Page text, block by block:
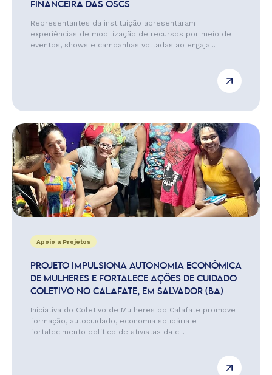
FINANCEIRA DAS OSCS
Representantes da instituição apresentaram
experiências de mobilização de recursos por meio de
eventos, shows e campanhas voltadas ao engaja...
Apoio a Projetos
PROJETO IMPULSIONA AUTONOMIA ECONÔMICA
DE MULHERES E FORTALECE AÇÕES DE CUIDADO
COLETIVO NO CALAFATE, EM SALVADOR (BA)
Iniciativa do Coletivo de Mulheres do Calafate promove
formação, autocuidado, economia solidária e
fortalecimento político de ativistas da c...